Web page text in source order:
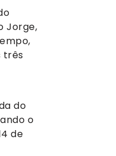
Jorge,
três
do
o
de